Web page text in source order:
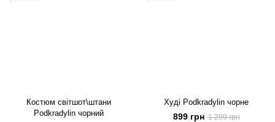
Костюм світшот\штани
Podkradylin чорний
Худі Podkradylin чорне
899 грн 1 299 грн